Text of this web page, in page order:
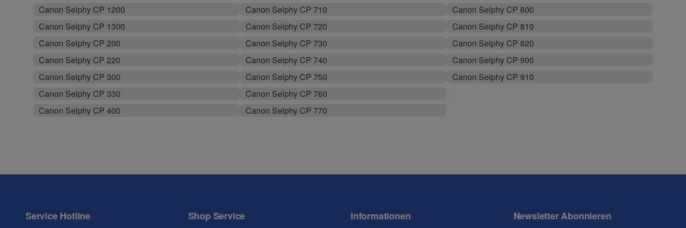
Canon Selphy CP 1200
Canon Selphy CP 1300
Canon Selphy CP 200
Canon Selphy CP 220
Canon Selphy CP 300
Canon Selphy CP 330
Canon Selphy CP 400
Canon Selphy CP 710
Canon Selphy CP 720
Canon Selphy CP 730
Canon Selphy CP 740
Canon Selphy CP 750
Canon Selphy CP 760
Canon Selphy CP 770
Canon Selphy CP 800
Canon Selphy CP 810
Canon Selphy CP 820
Canon Selphy CP 900
Canon Selphy CP 910
Service Hotline Shop Service Informationen Newsletter Abonnieren